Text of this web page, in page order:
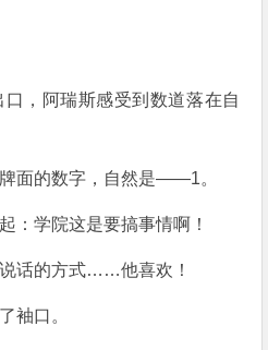
，阿瑞斯感受到数道落在自
面的数字，自然是——1。
：学院这是要搞事情啊！
话的方式……他喜欢！
袖口。